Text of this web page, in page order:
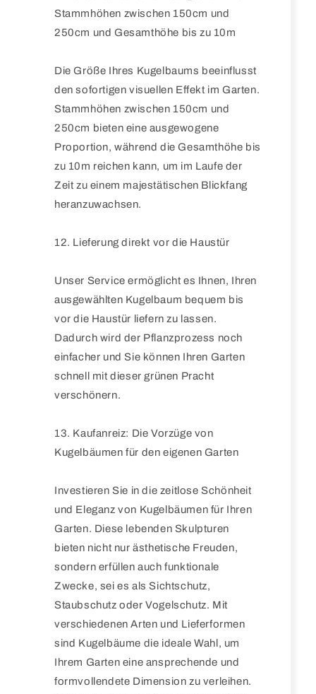
Stammhöhen zwischen 150cm und
250cm und Gesamthöhe bis zu 10m
Die Größe Ihres Kugelbaums beeinflusst
den sofortigen visuellen Effekt im Garten.
Stammhöhen zwischen 150cm und
250cm bieten eine ausgewogene
Proportion, während die Gesamthöhe bis
zu 10m reichen kann, um im Laufe der
Zeit zu einem majestätischen Blickfang
heranzuwachsen.
12. Lieferung direkt vor die Haustür
Unser Service ermöglicht es Ihnen, Ihren
ausgewählten Kugelbaum bequem bis
vor die Haustür liefern zu lassen.
Dadurch wird der Pflanzprozess noch
einfacher und Sie können Ihren Garten
schnell mit dieser grünen Pracht
verschönern.
13. Kaufanreiz: Die Vorzüge von
Kugelbäumen für den eigenen Garten
Investieren Sie in die zeitlose Schönheit
und Eleganz von Kugelbäumen für Ihren
Garten. Diese lebenden Skulpturen
bieten nicht nur ästhetische Freuden,
sondern erfüllen auch funktionale
Zwecke, sei es als Sichtschutz,
Staubschutz oder Vogelschutz. Mit
verschiedenen Arten und Lieferformen
sind Kugelbäume die ideale Wahl, um
Ihrem Garten eine ansprechende und
formvollendete Dimension zu verleihen.